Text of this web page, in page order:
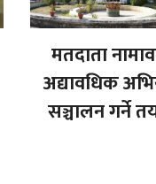
मतदाता
अद्यावधिक
सञ्चालन गर्ने